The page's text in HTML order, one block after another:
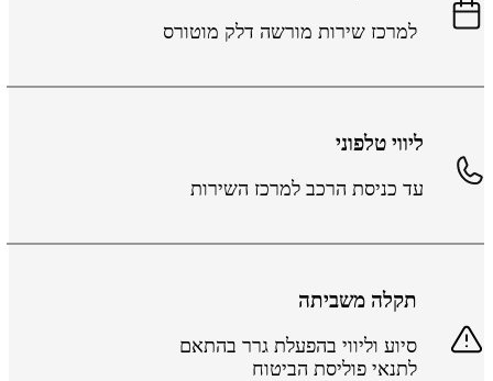
למרכז שירות מורשה דלק מוטורס
ליווי טלפוני
עד כניסת הרכב למרכז השירות
תקלה משביתה
סיוע וליווי בהפעלת גרר בהתאם
לתנאי פוליסת הביטוח